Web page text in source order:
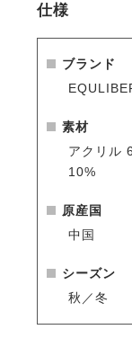
ク素材。
薄手の素材な
・しっとりな
触り。
ラグジュアリ
・軽量で上質な
極薄素材なの
重ね着しても
・防寒性を高
熱が逃げない
仕様
ブランド
素材
アクリル
10%
原産国
中国
シーズン
秋／冬